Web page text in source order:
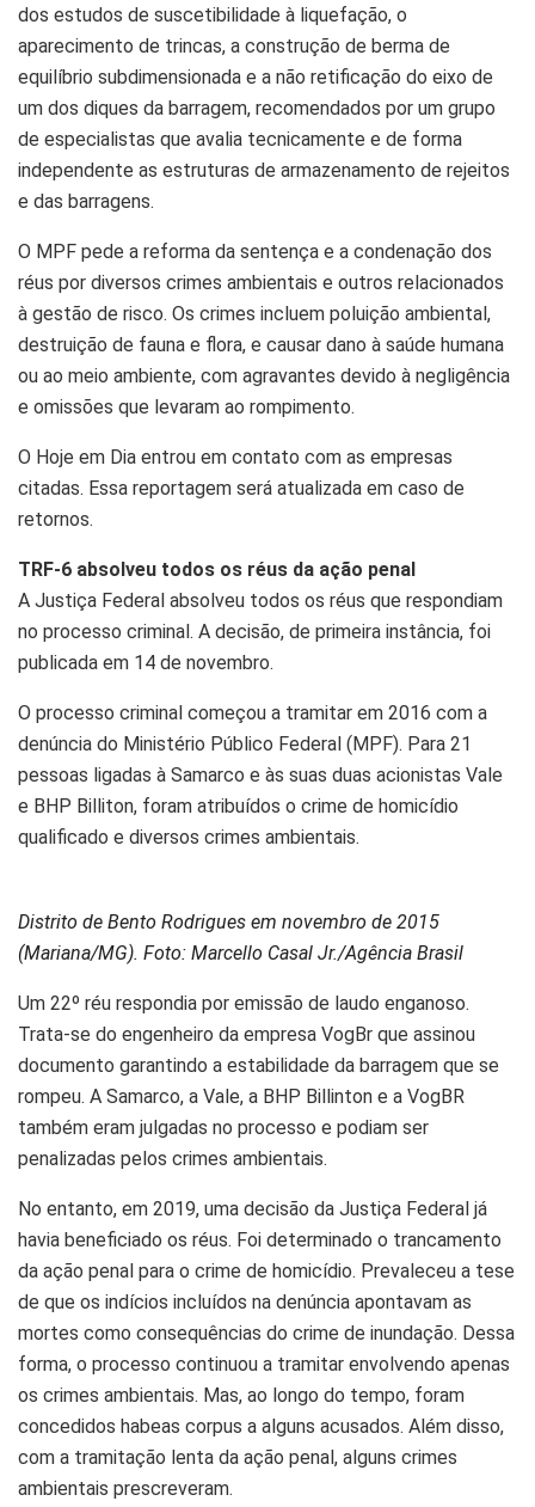
dos estudos de suscetibilidade à liquefação, o
aparecimento de trincas, a construção de berma de
equilíbrio subdimensionada e a não retificação do eixo de
um dos diques da barragem, recomendados por um grupo
de especialistas que avalia tecnicamente e de forma
independente as estruturas de armazenamento de rejeitos
e das barragens.
O MPF pede a reforma da sentença e a condenação dos
réus por diversos crimes ambientais e outros relacionados
à gestão de risco. Os crimes incluem poluição ambiental,
destruição de fauna e flora, e causar dano à saúde humana
ou ao meio ambiente, com agravantes devido à negligência
e omissões que levaram ao rompimento.
O Hoje em Dia entrou em contato com as empresas
citadas. Essa reportagem será atualizada em caso de
retornos.
TRF-6 absolveu todos os réus da ação penal
A Justiça Federal absolveu todos os réus que respondiam
no processo criminal. A decisão, de primeira instância, foi
publicada em 14 de novembro.
O processo criminal começou a tramitar em 2016 com a
denúncia do Ministério Público Federal (MPF). Para 21
pessoas ligadas à Samarco e às suas duas acionistas Vale
e BHP Billiton, foram atribuídos o crime de homicídio
qualificado e diversos crimes ambientais.
Distrito de Bento Rodrigues em novembro de 2015
(Mariana/MG). Foto: Marcello Casal Jr./Agência Brasil
Um 22º réu respondia por emissão de laudo enganoso.
Trata-se do engenheiro da empresa VogBr que assinou
documento garantindo a estabilidade da barragem que se
rompeu. A Samarco, a Vale, a BHP Billinton e a VogBR
também eram julgadas no processo e podiam ser
penalizadas pelos crimes ambientais.
No entanto, em 2019, uma decisão da Justiça Federal já
havia beneficiado os réus. Foi determinado o trancamento
da ação penal para o crime de homicídio. Prevaleceu a tese
de que os indícios incluídos na denúncia apontavam as
mortes como consequências do crime de inundação. Dessa
forma, o processo continuou a tramitar envolvendo apenas
os crimes ambientais. Mas, ao longo do tempo, foram
concedidos habeas corpus a alguns acusados. Além disso,
com a tramitação lenta da ação penal, alguns crimes
ambientais prescreveram.